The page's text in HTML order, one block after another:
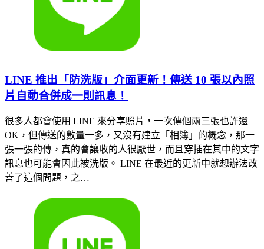
LINE 推出「防洗版」介面更新！傳送 10 張以內照
片自動合併成一則訊息！
很多人都會使用 LINE 來分享照片，一次傳個兩三張也許還
OK，但傳送的數量一多，又沒有建立「相簿」的概念，那一
張一張的傳，真的會讓收的人很厭世，而且穿插在其中的文字
訊息也可能會因此被洗版。 LINE 在最近的更新中就想辦法改
善了這個問題，之…